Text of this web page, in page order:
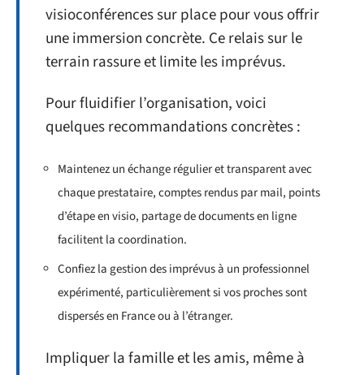
visioconférences sur place pour vous offrir
une immersion concrète. Ce relais sur le
terrain rassure et limite les imprévus.
Pour fluidifier l’organisation, voici
quelques recommandations concrètes :
Maintenez un échange régulier et transparent avec
chaque prestataire, comptes rendus par mail, points
d’étape en visio, partage de documents en ligne
facilitent la coordination.
Confiez la gestion des imprévus à un professionnel
expérimenté, particulièrement si vos proches sont
dispersés en France ou à l’étranger.
Impliquer la famille et les amis, même à